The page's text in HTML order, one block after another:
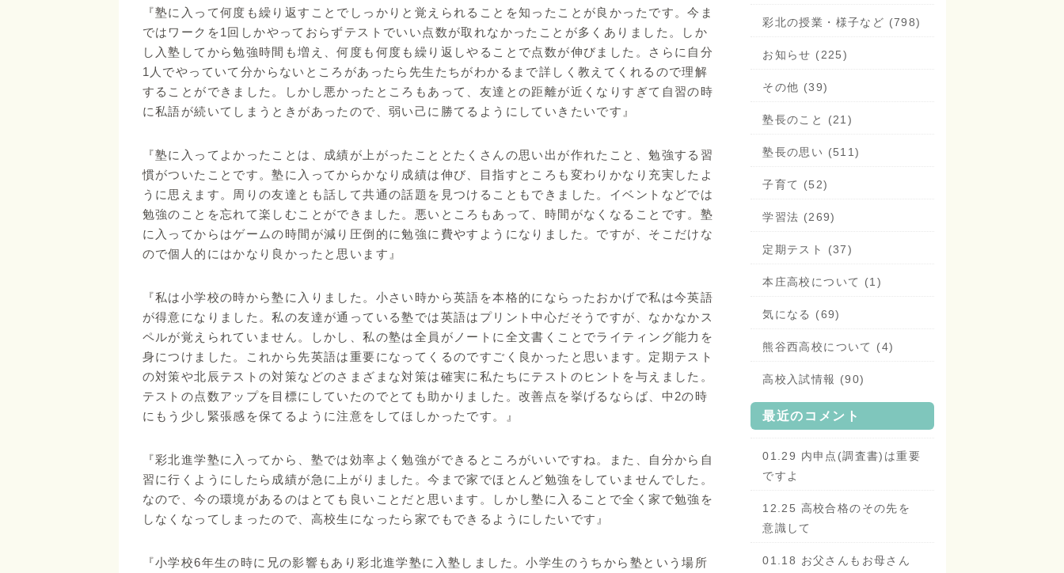
『塾に入って何度も繰り返すことでしっかりと覚えられることを知ったことが良かったです。今ま
ではワークを1回しかやっておらずテストでいい点数が取れなかったことが多くありました。しか
し入塾してから勉強時間も増え、何度も何度も繰り返しやることで点数が伸びました。さらに自分
1人でやっていて分からないところがあったら先生たちがわかるまで詳しく教えてくれるので理解
することができました。しかし悪かったところもあって、友達との距離が近くなりすぎて自習の時
に私語が続いてしまうときがあったので、弱い己に勝てるようにしていきたいです』
『塾に入ってよかったことは、成績が上がったこととたくさんの思い出が作れたこと、勉強する習
慣がついたことです。塾に入ってからかなり成績は伸び、目指すところも変わりかなり充実したよ
うに思えます。周りの友達とも話して共通の話題を見つけることもできました。イベントなどでは
勉強のことを忘れて楽しむことができました。悪いところもあって、時間がなくなることです。塾
に入ってからはゲームの時間が減り圧倒的に勉強に費やすようになりました。ですが、そこだけな
ので個人的にはかなり良かったと思います』
『私は小学校の時から塾に入りました。小さい時から英語を本格的にならったおかげで私は今英語
が得意になりました。私の友達が通っている塾では英語はプリント中心だそうですが、なかなかス
ペルが覚えられていません。しかし、私の塾は全員がノートに全文書くことでライティング能力を
身につけました。これから先英語は重要になってくるのですごく良かったと思います。定期テスト
の対策や北辰テストの対策などのさまざまな対策は確実に私たちにテストのヒントを与えました。
テストの点数アップを目標にしていたのでとても助かりました。改善点を挙げるならば、中2の時
にもう少し緊張感を保てるように注意をしてほしかったです。』
『彩北進学塾に入ってから、塾では効率よく勉強ができるところがいいですね。また、自分から自
習に行くようにしたら成績が急に上がりました。今まで家でほとんど勉強をしていませんでした。
なので、今の環境があるのはとても良いことだと思います。しかし塾に入ることで全く家で勉強を
しなくなってしまったので、高校生になったら家でもできるようにしたいです』
『小学校6年生の時に兄の影響もあり彩北進学塾に入塾しました。小学生のうちから塾という場所
彩北の授業・様子など (798)
お知らせ (225)
その他 (39)
塾長のこと (21)
塾長の思い (511)
子育て (52)
学習法 (269)
定期テスト (37)
本庄高校について (1)
気になる (69)
熊谷西高校について (4)
高校入試情報 (90)
最近のコメント
01.29 内申点(調査書)は重要
ですよ
12.25 高校合格のその先を
意識して
01.18 お父さんもお母さん